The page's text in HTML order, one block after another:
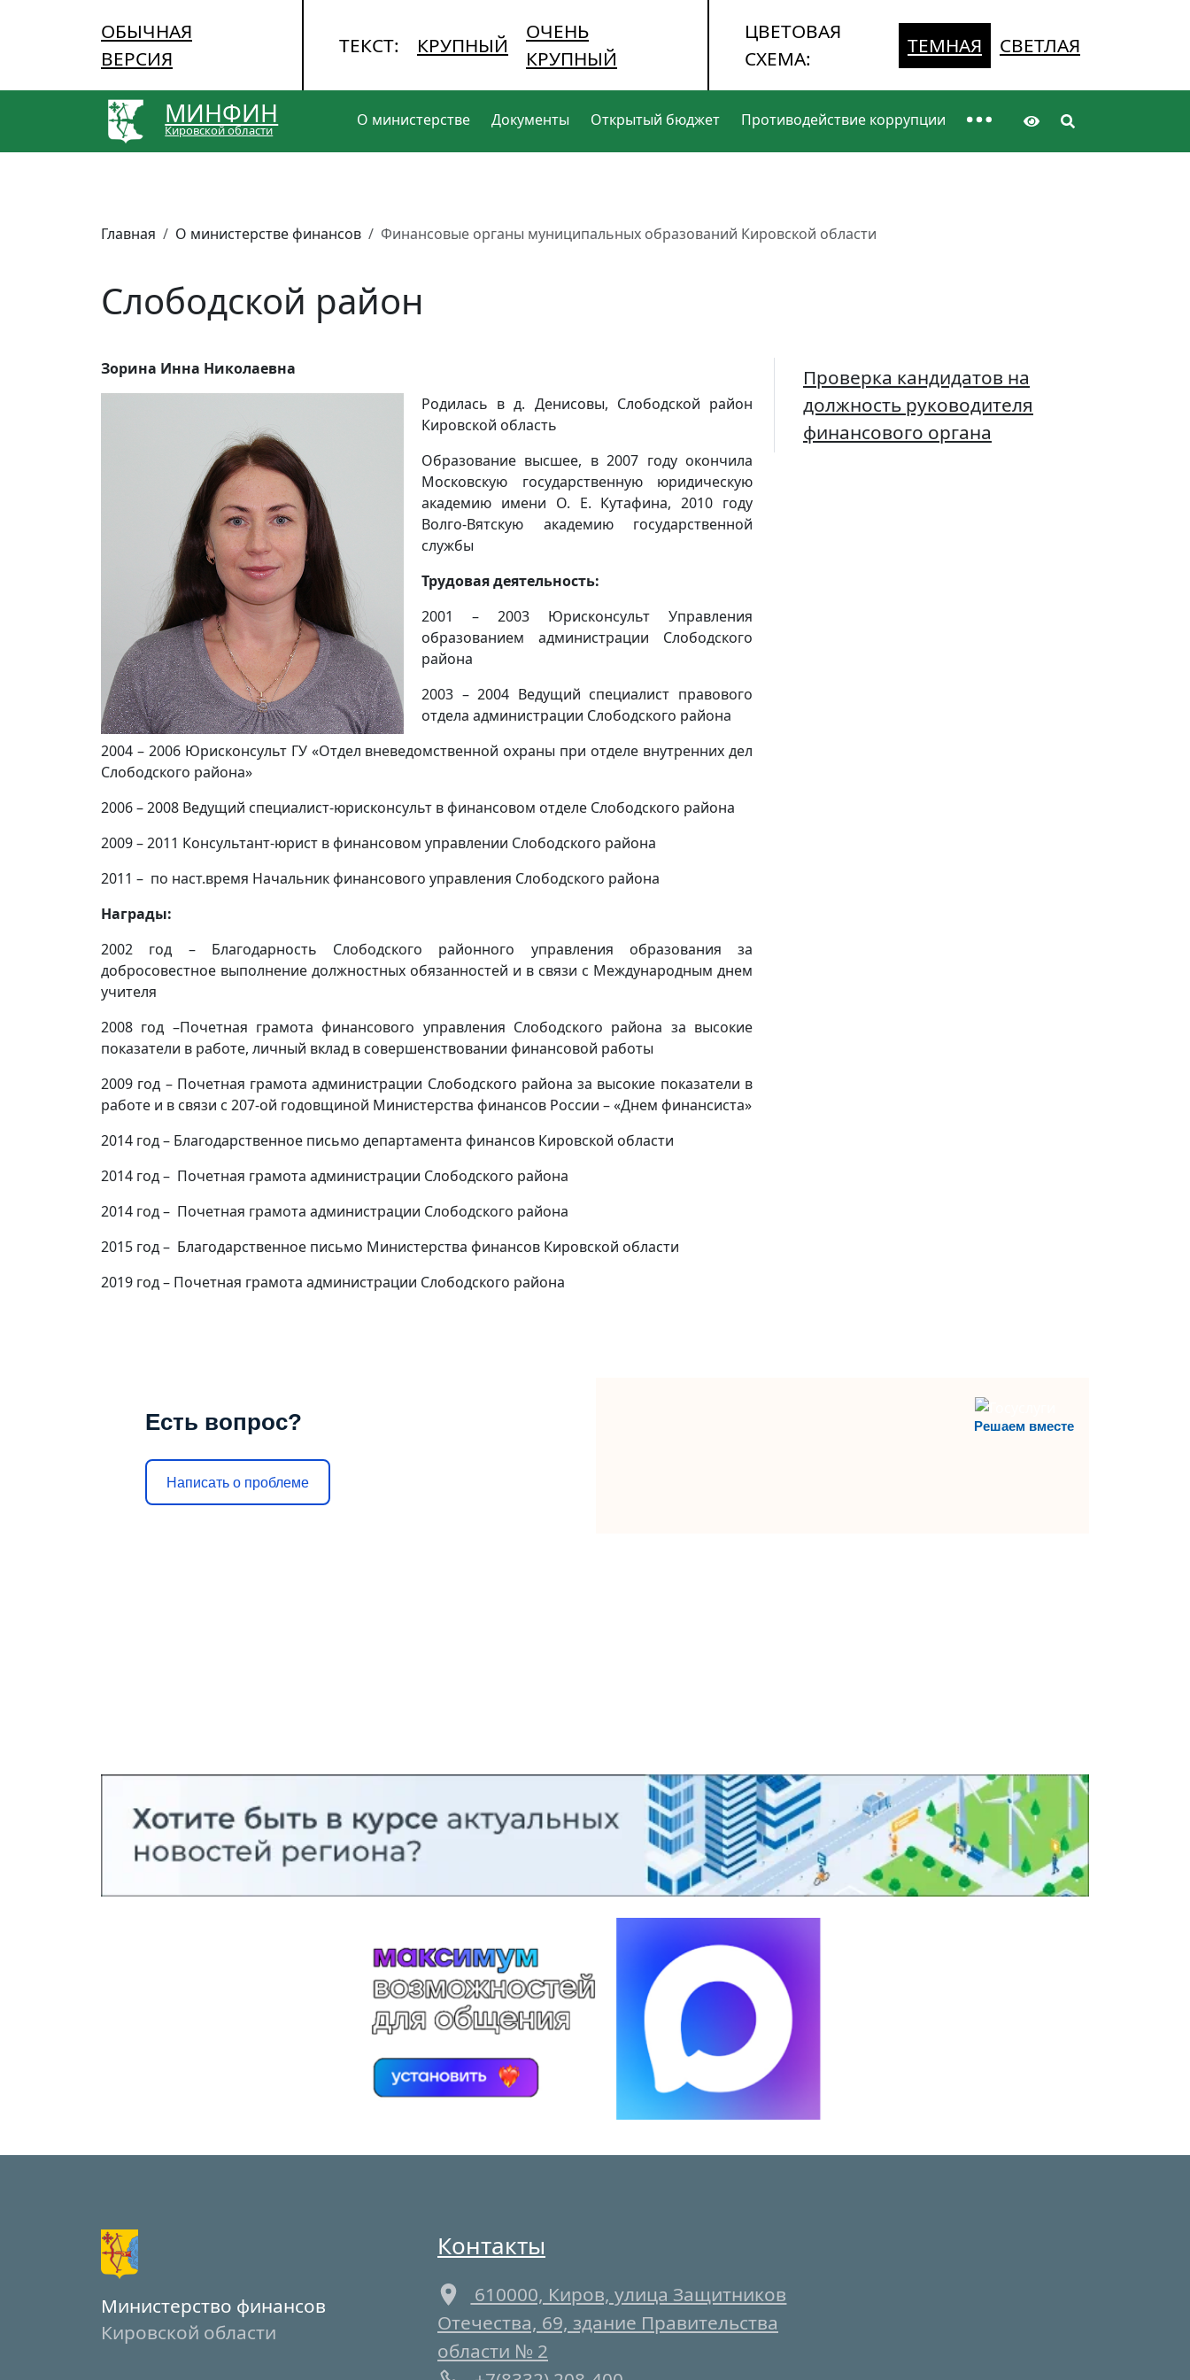
ОБЫЧНАЯ
ВЕРСИЯ
ТЕКСТ: КРУПНЫЙ
ОЧЕНЬ
КРУПНЫЙ
ЦВЕТОВАЯ
СХЕМА:
ТЕМНАЯ СВЕТЛАЯ
МИНФИН
Кировской области
О министерстве Документы Открытый бюджет Противодействие коррупции
Главная О министерстве финансов Финансовые органы муниципальных образований Кировской области
Слободской район
Зорина Инна Николаевна
Родилась в д. Денисовы, Слободской район
Кировской область
Образование высшее, в 2007 году окончила
Московскую государственную юридическую
академию имени О. Е. Кутафина, 2010 году
Волго-Вятскую академию государственной
службы
Трудовая деятельность:
2001 – 2003 Юрисконсульт Управления
образованием администрации Слободского
района
2003 – 2004 Ведущий специалист правового
отдела администрации Слободского района
2004 – 2006 Юрисконсульт ГУ «Отдел вневедомственной охраны при отделе внутренних дел
Слободского района»
2006 – 2008 Ведущий специалист-юрисконсульт в финансовом отделе Слободского района
2009 – 2011 Консультант-юрист в финансовом управлении Слободского района
2011 – по наст.время Начальник финансового управления Слободского района
Награды:
2002 год – Благодарность Слободского районного управления образования за
добросовестное выполнение должностных обязанностей и в связи с Международным днем
учителя
2008 год –Почетная грамота финансового управления Слободского района за высокие
показатели в работе, личный вклад в совершенствовании финансовой работы
2009 год – Почетная грамота администрации Слободского района за высокие показатели в
работе и в связи с 207-ой годовщиной Министерства финансов России – «Днем финансиста»
2014 год – Благодарственное письмо департамента финансов Кировской области
2014 год – Почетная грамота администрации Слободского района
2014 год – Почетная грамота администрации Слободского района
2015 год – Благодарственное письмо Министерства финансов Кировской области
2019 год – Почетная грамота администрации Слободского района
Проверка кандидатов на
должность руководителя
финансового органа
Решаем вместе
Есть вопрос?
Написать о проблеме
Министерство финансов
Кировской области
Контакты
610000, Киров, улица Защитников
Отечества, 69, здание Правительства
области № 2